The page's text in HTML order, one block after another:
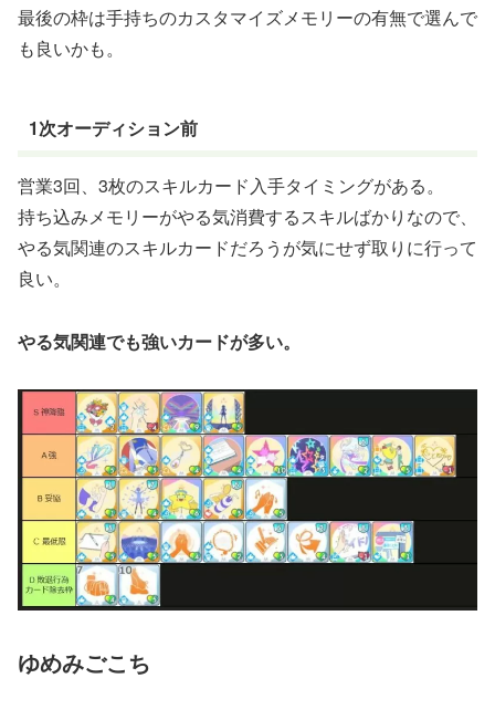
最後の枠は手持ちのカスタマイズメモリーの有無で選んで
も良いかも。
1次オーディション前
営業3回、3枚のスキルカード入手タイミングがある。
持ち込みメモリーがやる気消費するスキルばかりなので、
やる気関連のスキルカードだろうが気にせず取りに行って
良い。
やる気関連でも強いカードが多い。
ゆめみごこち